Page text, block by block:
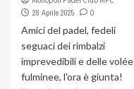
28 Aprile 2025
0
Amici del padel, fedeli
seguaci dei rimbalzi
imprevedibili e delle volée
fulminee, l'ora è giunta!